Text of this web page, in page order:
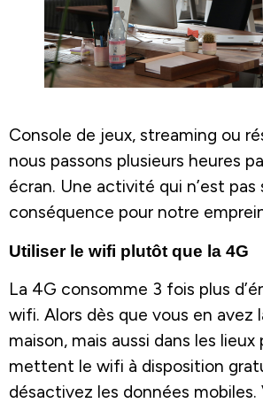
Console de jeux, streaming ou
nous passons plusieurs heures
écran. Une activité qui n’est pas
conséquence pour notre
Utiliser le wifi plutôt que la 4G
La 4G consomme 3 fois plus
wifi. Alors dès que vous en avez
maison, mais aussi dans les lieux
mettent le wifi à disposition
désactivez les données mobiles.